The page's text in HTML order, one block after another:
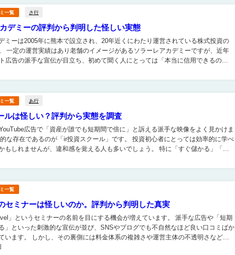
一覧 さ行
デミーの評判から判明した怪しい実態
ミーは2005年に熊本で設立され、20年近くにわたり運営されている株式投資の
近年
広告の派手な宣伝が目立ち、初めて聞く人にとっては「本当に信用できるの
一覧 あ行
ルは怪しい？評判から実態を調査
広告で「資産が誰でも短期間で倍に」と訴える派手な映像をよく見かけま
れませんが、違和感を覚える人も多いでしょう。 特に「すぐ儲かる」「必
一覧
セミナーは怪しいのか。評判から判明した真実
というセミナーの名前を目にする機会が増えています。 派手な広告や「短期
」といった刺激的な宣伝が並び、SNSやブログでも不自然なほど良い口コミばか
複雑さや運営主体の不透明さなどと
んでいます。 果たしてこのTh...